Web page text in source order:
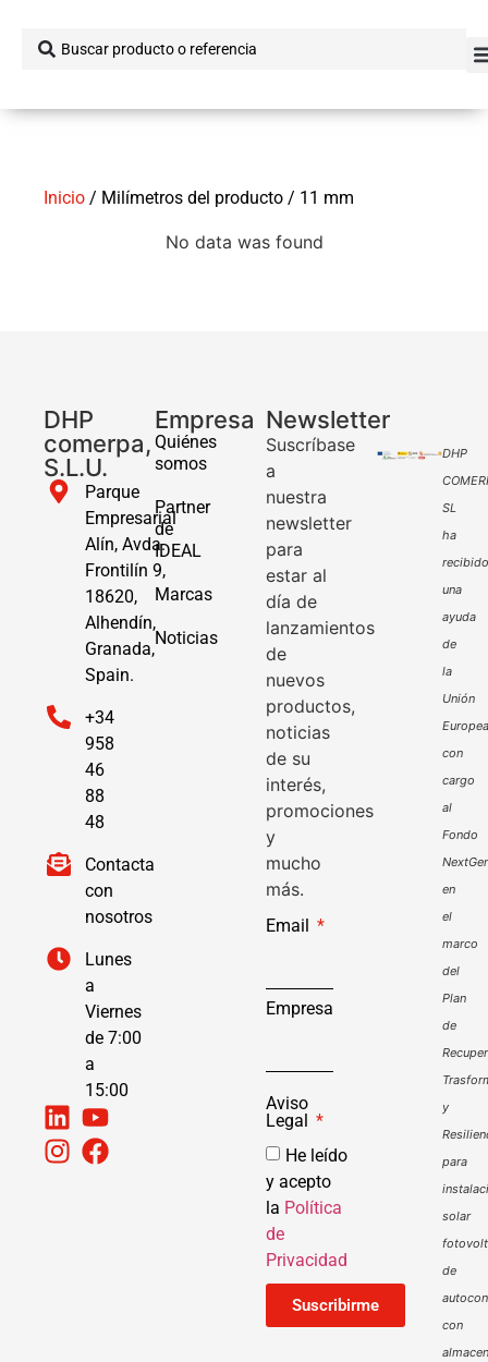
Inicio / Milímetros del producto / 11 mm
No data was found
DHP
comerpa,
S.L.U.
Parque
Empresarial
Alín, Avda.
Frontilín 9,
18620,
Alhendín,
Granada,
Spain.
+34
958
46
88
48
Contacta
con
nosotros
Lunes
a
Viernes
de 7:00
a
15:00
Empresa
Quiénes
somos
Partner
de
IDEAL
Marcas
Noticias
Newsletter
Suscríbase
a
nuestra
newsletter
para
estar al
día de
lanzamientos
de
nuevos
productos,
noticias
de su
interés,
promociones
y
mucho
más.
Email
Empresa
Aviso
Legal
He leído
y acepto
la Política
de
Privacidad
Suscribirme
DHP
SL
ha
recibido
una
ayuda
de
la
Unión
Europea
con
cargo
al
Fondo
en
el
marco
del
Plan
de
y
para
solar
de
con